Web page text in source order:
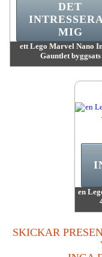
ett Lego Marvel Nano
Gauntlet byggsats
Antal tillgängliga:
DET
MIG
en
SKICKAR